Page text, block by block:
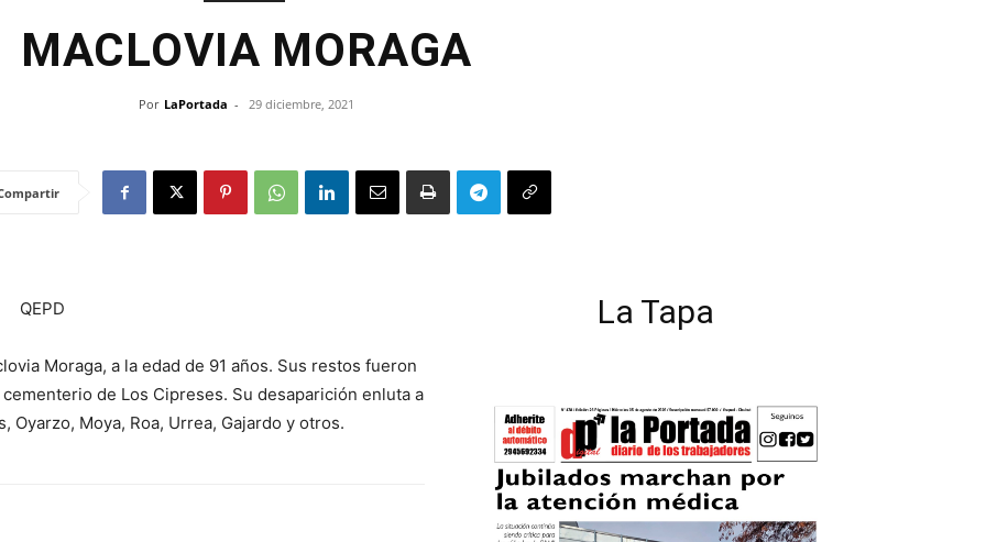
MACLOVIA MORAGA
Por LaPortada - 29 diciembre, 2021
QEPD
Moraga, a la edad de 91 años. Sus restos fueron
de Los Cipreses. Su desaparición enluta a
Oyarzo, Moya, Roa, Urrea, Gajardo y otros.
La Tapa